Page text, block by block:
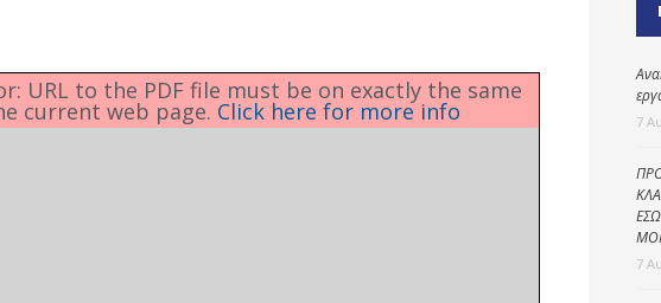
Δημοτική
αστυνομία
URL to the PDF file must be on exactly the same
current web page. Click here for more info 7
7